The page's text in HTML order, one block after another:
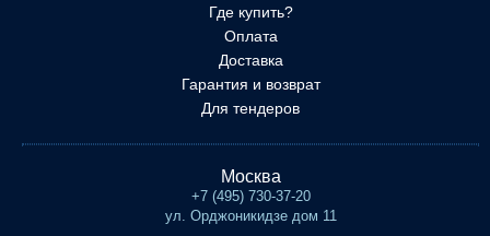
Где купить?
Оплата
Доставка
Гарантия и возврат
Для тендеров
Москва
+7 (495) 730-37-20
ул. Орджоникидзе дом 11